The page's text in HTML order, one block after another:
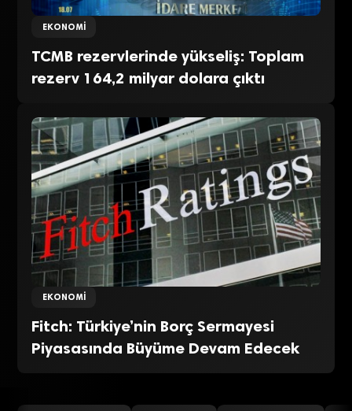
EKONOMI
TCMB rezervlerinde yükseliş: Toplam
rezerv 164,2 milyar dolara çıktı
EKONOMI
Fitch: Türkiye’nin Borç Sermayesi
Piyasasında Büyüme Devam Edecek